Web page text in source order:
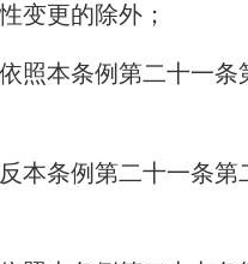
变更的除外；
本条例第二十一条
条例第二十一条第